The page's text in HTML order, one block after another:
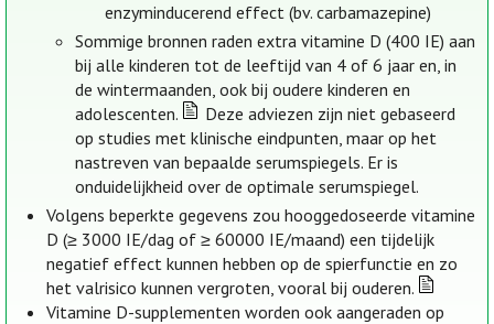
enzyminducerend effect (bv. carbamazepine)
Sommige bronnen raden extra vitamine D (400 IE) aan
bij alle kinderen tot de leeftijd van 4 of 6 jaar en, in
de wintermaanden, ook bij oudere kinderen en
adolescenten.
Deze adviezen zijn niet gebaseerd
op studies met klinische eindpunten, maar op het
nastreven van bepaalde serumspiegels. Er is
onduidelijkheid over de optimale serumspiegel.
Volgens beperkte gegevens zou hooggedoseerde vitamine
D (≥ 3000 IE/dag of ≥ 60000 IE/maand) een tijdelijk
negatief effect kunnen hebben op de spierfunctie en zo
het valrisico kunnen vergroten, vooral bij ouderen.
Vitamine D-supplementen worden ook aangeraden op